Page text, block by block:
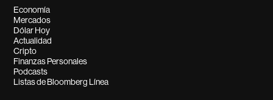
Economía
Mercados
Dólar Hoy
Actualidad
Cripto
Finanzas Personales
Podcasts
Listas de Bloomberg Línea